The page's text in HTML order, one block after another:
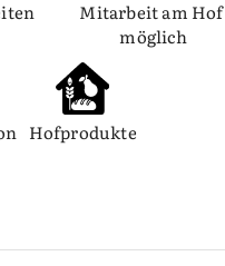
Mitarbeit am Hof
möglich
Hofprodukte